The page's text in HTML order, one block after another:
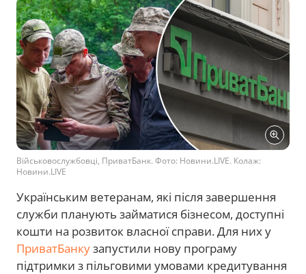
Військовослужбовці, ПриватБанк. Фото: Новини.LIVE. Колаж:
Новини.LIVE
Українським ветеранам, які після завершення
служби планують займатися бізнесом, доступні
кошти на розвиток власної справи. Для них у
ПриватБанкузапустили нову програму
підтримки з пільговими умовами кредитування